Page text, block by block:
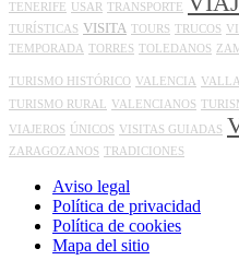
TENERIFE USAR TRANSPORTE
TURÍSTICAS VISITA TOURS TRUCOS
TEMPORADA TORRES TOLEDANOS
TURISMO HISTÓRICO VALENCIA
TURISMO RURAL VALENCIANOS
VIAJEROS ÚNICOS VISITAS GUIADAS
ZARAGOZANOS TRADICIONES
Aviso legal
Política de privacidad
Política de cookies
Mapa del sitio